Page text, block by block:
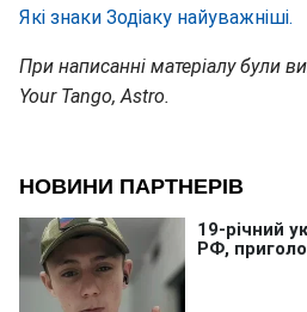
Які знаки Зодіаку найуважніші.
При написанні матеріалу були
Your Tango, Astro.